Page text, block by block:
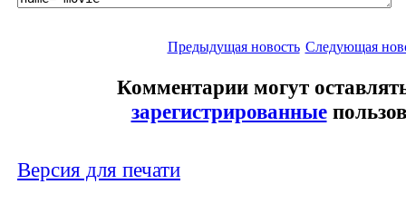
Предыдущая новость Следующая
Комментарии могут
зарегистрированные
Версия для печати